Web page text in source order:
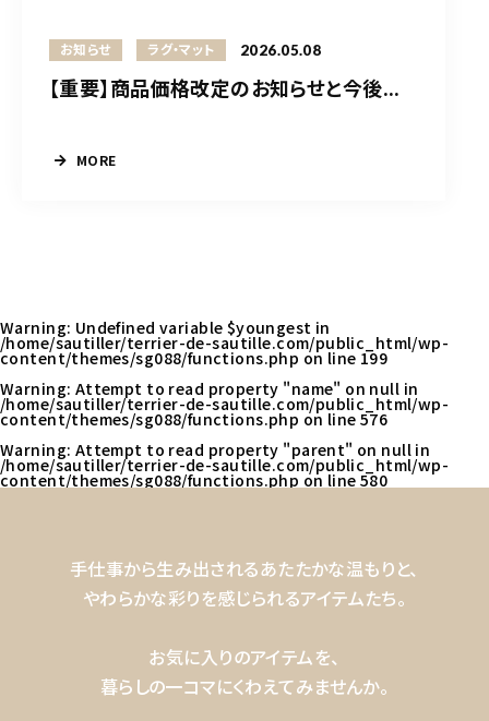
お知らせ ラグ・マット 2026.05.08
【重要】商品価格改定のお知らせと今後...
MORE
Warning: Undefined variable $youngest in
/home/sautiller/terrier-de-sautille.com/public_html/wp-
content/themes/sg088/functions.php on line 199
Warning: Attempt to read property "name" on null in
/home/sautiller/terrier-de-sautille.com/public_html/wp-
content/themes/sg088/functions.php on line576
Warning: Attempt to read property "parent" on null in
/home/sautiller/terrier-de-sautille.com/public_html/wp-
content/themes/sg088/functions.php on line580
手仕事から生み出されるあたたかな温もりと、
やわらかな彩りを感じられるアイテムたち。
お気に入りのアイテムを、
暮らしの一コマにくわえてみませんか。